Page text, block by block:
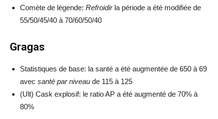
Comète de légende: Refroidirla période a été modifiée de
55/50/45/40 à 70/60/50/40
Gragas
Statistiques de base: la santé a été augmentée de 650 à 69
avec santé par niveau de 115 à 125
(Ult) Cask explosif: le ratio AP a été augmenté de 70% à
80%